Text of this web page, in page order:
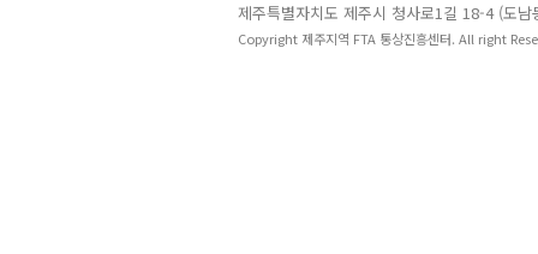
제주특별자치도 제주시 청사로1길 18-4 (도남
Copyright 제주지역 FTA 통상진흥센터. All right